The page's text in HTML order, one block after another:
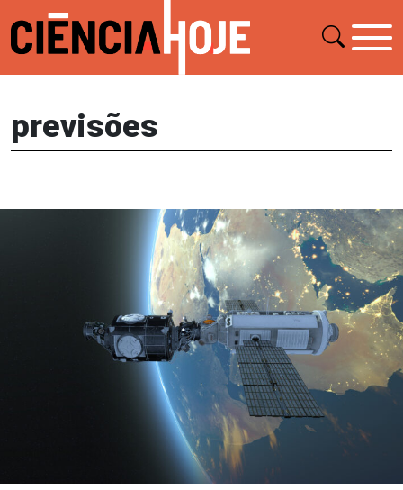
previsões